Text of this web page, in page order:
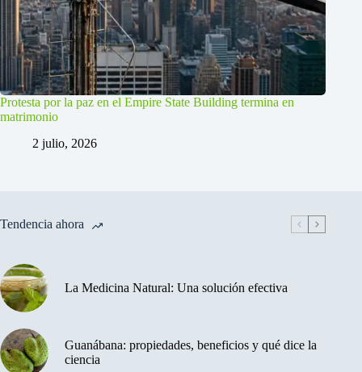
Protesta por la paz en el Empire State Building termina en
matrimonio
2 julio, 2026
Tendencia ahora
La Medicina Natural: Una solución efectiva
Guanábana: propiedades, beneficios y qué dice la
ciencia